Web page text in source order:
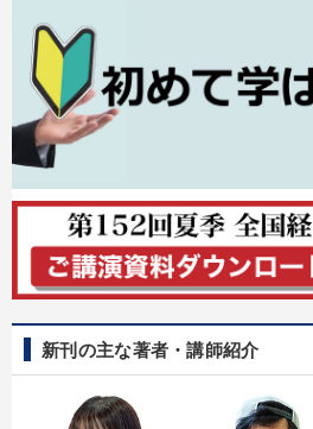
評講話
社員が自律的に動き出す組織づくり
仕事のスキルと人間力を高める知恵を
最新技術・トレンド
目的別
経営を改善したい 財務・数字力
新刊の主な著者・講師紹介